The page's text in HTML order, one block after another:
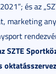
és az
marketing
SZTE